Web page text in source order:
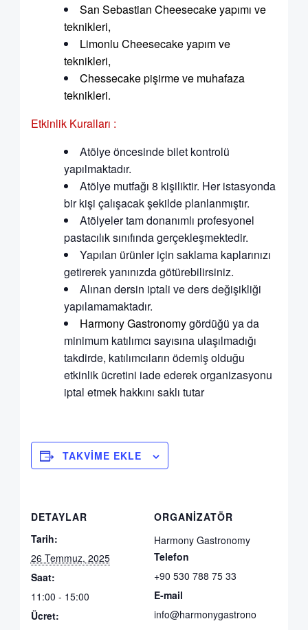
San Sebastian Cheesecake yapımı ve
teknikleri,
Limonlu Cheesecake yapım ve
teknikleri,
Chessecake pişirme ve muhafaza
teknikleri.
Etkinlik Kuralları :
Atölye öncesinde bilet kontrolü
yapılmaktadır.
Atölye mutfağı 8 kişiliktir. Her istasyonda
bir kişi çalışacak şekilde planlanmıştır.
Atölyeler tam donanımlı profesyonel
pastacılık sınıfında gerçekleşmektedir.
Yapılan ürünler için saklama kaplarınızı
getirerek yanınızda götürebilirsiniz.
Alınan dersin iptali ve ders değişikliği
yapılamamaktadır.
Harmony Gastronomygördüğü ya da
minimum katılımcı sayısına ulaşılmadığı
takdirde, katılımcıların ödemiş olduğu
etkinlik ücretini iade ederek organizasyonu
iptal etmek hakkını saklı tutar
TAKVIME EKLE
DETAYLAR
Tarih:
26 Temmuz, 2025
Saat:
11:00 - 15:00
Ücret:
ORGANIZATÖR
Harmony Gastronomy
Telefon
+90 530 788 75 33
E-mail
info@harmonygastrono